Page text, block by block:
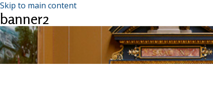
Skip to main content
banner2